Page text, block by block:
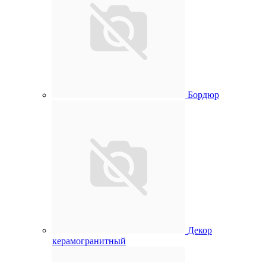
Бордюр
Декор
керамогранитный